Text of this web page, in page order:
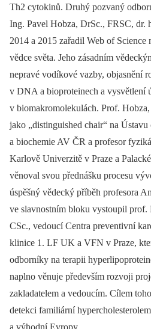
Th2 cytokinů. Druhý pozvaný
Ing. Pavel Hobza, DrSc., FRSC, dr.
2014 a 2015 zařadil Web of Science
vědce světa. Jeho zásadním
nepravé vodíkové vazby, objasnění
v DNA a bioproteinech a vysvětlení
v biomakromolekulách. Prof.
jako „distinguished chair“ na
a biochemie AV ČR a profesor
Karlově Univerzitě v Praze a
věnoval svou přednášku procesu
úspěšný vědecký příběh profesora
ve slavnostním bloku vystoupil prof.
CSc., vedoucí Centra preventivní
klinice 1. LF UK a VFN v Praze,
odborníky na terapii
naplno věnuje především rozvoji
zakladatelem a vedoucím. Cílem
detekci familiární